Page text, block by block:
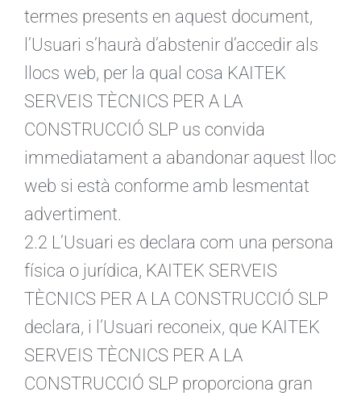
termes presents en aquest document,
l’Usuari s’haurà d’abstenir d’accedir als
llocs web, per la qual cosa KAITEK
SERVEIS TÈCNICS PER A LA
CONSTRUCCIÓ SLP us convida
immediatament a abandonar aquest lloc
web si està conforme amb lesmentat
advertiment.
2.2 L’Usuari es declara com una persona
física o jurídica, KAITEK SERVEIS
TÈCNICS PER A LA CONSTRUCCIÓ SLP
declara, i l’Usuari reconeix, que KAITEK
SERVEIS TÈCNICS PER A LA
CONSTRUCCIÓ SLP proporciona gran